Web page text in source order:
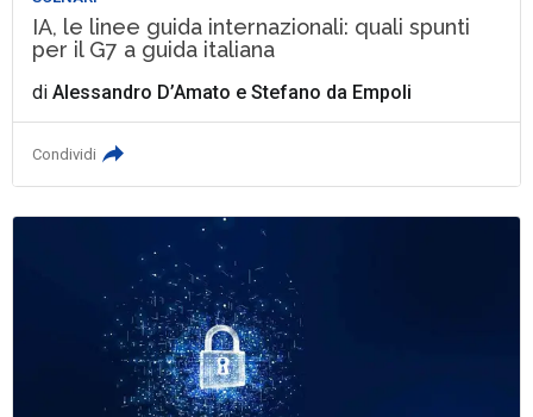
IA, le linee guida internazionali: quali spunti
per il G7 a guida italiana
diAlessandro D’Amato eStefano da Empoli
Condividi